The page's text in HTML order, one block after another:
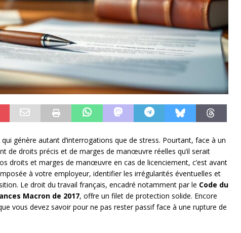
génère autant d’interrogations que de stress. Pourtant, face à un
de droits précis et de marges de manœuvre réelles qu’il serait
droits et marges de manœuvre en cas de licenciement, c’est avant
à votre employeur, identifier les irrégularités éventuelles et
Le droit du travail français, encadré notamment par le Code du
Macron de 2017, offre un filet de protection solide. Encore
vous devez savoir pour ne pas rester passif face à une rupture de